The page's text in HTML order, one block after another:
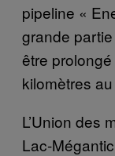
pipeline «
grande
être
kilomètres
L’Union des
Lac-